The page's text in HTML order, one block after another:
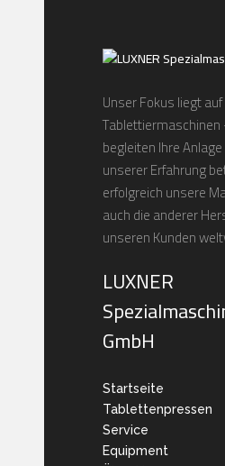
Unser Fokus liegt auf
begleiten Ihre
unserer Erfahrung
erfolgreich unsere
auch die anderer
unseren Kunden
LUXNER
GmbH
Startseite
Tablettenpressen
Service
Equipment